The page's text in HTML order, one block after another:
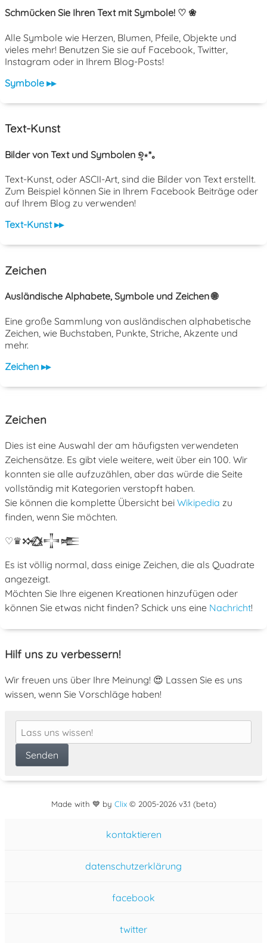
Schmücken Sie Ihren Text mit Symbole! ♡ ❀
Alle Symbole wie Herzen, Blumen, Pfeile, Objekte und
vieles mehr! Benutzen Sie sie auf Facebook, Twitter,
Instagram oder in Ihrem Blog-Posts!
Symbole ▸▸
Text-Kunst
Bilder von Text und Symbolen ୭̥⋆*｡
Text-Kunst, oder ASCII-Art, sind die Bilder von Text erstellt.
Zum Beispiel können Sie in Ihrem Facebook Beiträge oder
auf Ihrem Blog zu verwenden!
Text-Kunst ▸▸
Zeichen
Ausländische Alphabete, Symbole und Zeichen 🌐
Eine große Sammlung von ausländischen alphabetische
Zeichen, wie Buchstaben, Punkte, Striche, Akzente und
mehr.
Zeichen ▸▸
Zeichen
Dies ist eine Auswahl der am häufigsten verwendeten
Zeichensätze. Es gibt viele weitere, weit über ein 100. Wir
konnten sie alle aufzuzählen, aber das würde die Seite
vollständig mit Kategorien verstopft haben.
Sie können die komplette Übersicht bei Wikipedia zu
finden, wenn Sie möchten.
♡♛𒁍ﾒ𒋲𒍫
Es ist völlig normal, dass einige Zeichen, die als Quadrate
angezeigt.
Möchten Sie Ihre eigenen Kreationen hinzufügen oder
können Sie etwas nicht finden? Schick uns eine Nachricht!
Hilf uns zu verbessern!
Wir freuen uns über Ihre Meinung! 😍 Lassen Sie es uns
wissen, wenn Sie Vorschläge haben!
Made with 💙 by Clix© 2005-2026 v3.1 (beta)
kontaktieren
datenschutzerklärung
facebook
twitter